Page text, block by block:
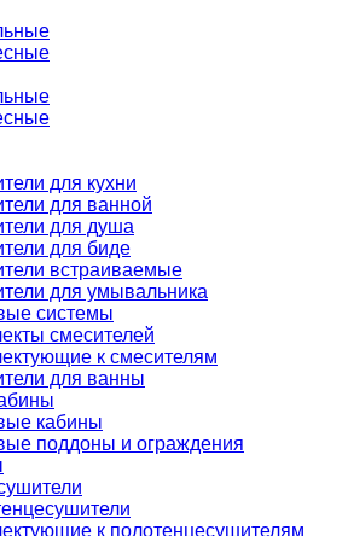
для кухни
для ванной
для душа
для биде
встраиваемые
для умывальника
системы
смесителей
к смесителям
для ванны
кабины
поддоны и ограждения
к полотенцесушителям